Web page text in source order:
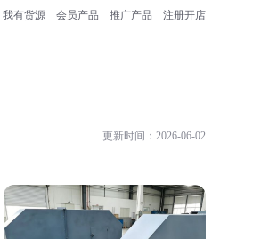
我有货源 会员产品 推广产品 注册开店
更新时间：2026-06-02